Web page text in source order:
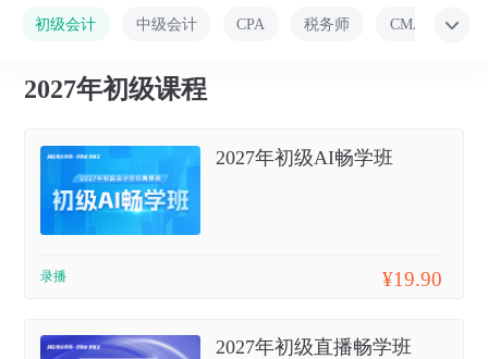
初级会计 中级会计 CPA 税务师 CMA
2027年初级课程
2027年初级AI畅学班
录播 ¥19.90
2027年初级直播畅学班